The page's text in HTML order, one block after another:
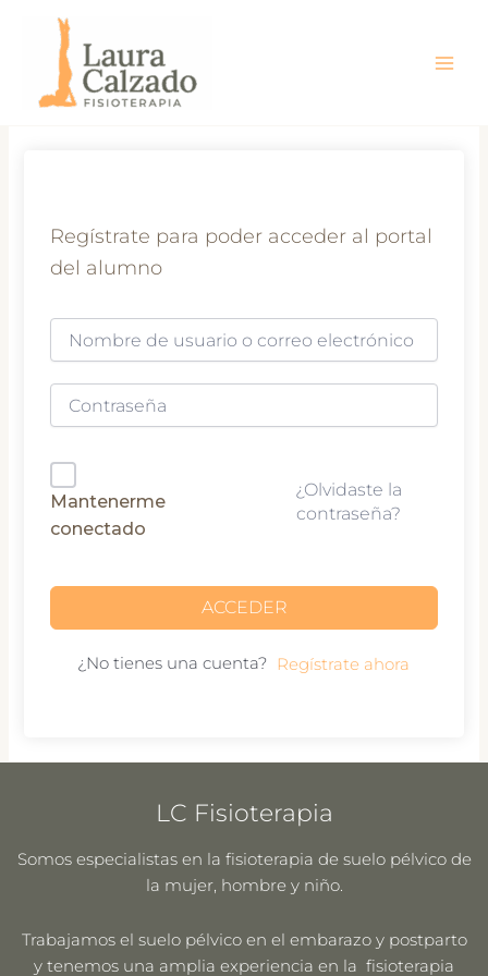
contenido
Regístrate para poder acceder al portal
del alumno
Mantenerme
conectado
¿Olvidaste la
contraseña?
ACCEDER
¿No tienes una cuenta? Regístrate ahora
LC Fisioterapia
Somos especialistas en la fisioterapia de suelo pélvico de
la mujer, hombre y niño.
Trabajamos el suelo pélvico en el embarazo y postparto
y tenemos una amplia experiencia en la fisioterapia